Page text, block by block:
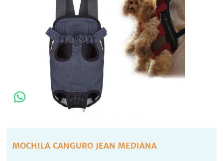
MOCHILA CANGURO JEAN MEDIANA